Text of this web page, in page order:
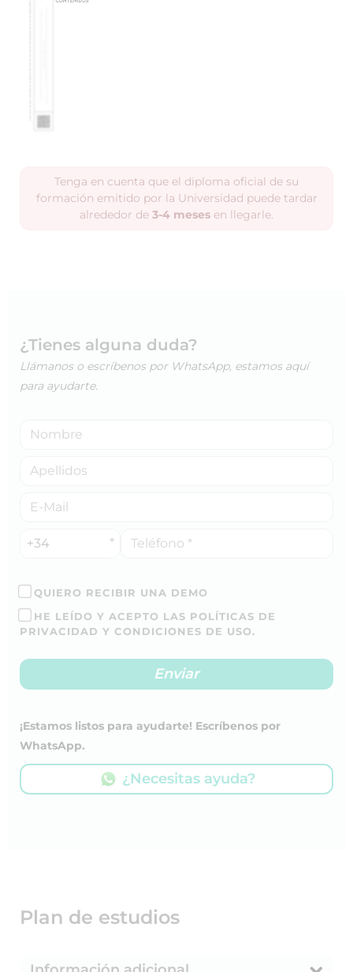
Tenga en cuenta que el diploma oficial de su
formación emitido por la Universidad puede tardar
alrededor de 3-4 meses en llegarle.
¿Tienes alguna duda?
Llámanos o escríbenos por WhatsApp, estamos aquí
para ayudarte.
+34
QUIERO RECIBIR UNA DEMO
HE LEÍDO Y ACEPTO LAS POLÍTICAS DE
PRIVACIDAD Y CONDICIONES DE USO.
¡Estamos listos para ayudarte! Escríbenos por
WhatsApp.
¿Necesitas ayuda?
Plan de estudios